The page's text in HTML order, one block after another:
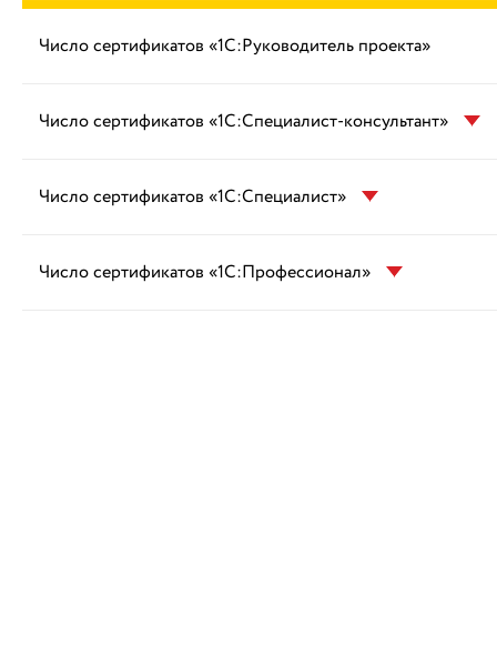
Число сертификатов «1С:Руководитель проекта»
Число сертификатов «1С:Специалист-консультант»
Число сертификатов «1С:Специалист»
Число сертификатов «1С:Профессионал»